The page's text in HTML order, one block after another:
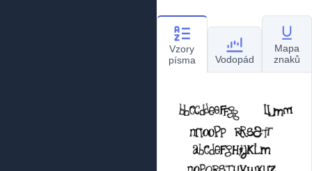
Vzory
písma
Vodopád
Mapa
znaků